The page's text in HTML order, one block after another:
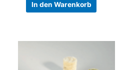
In den Warenkorb